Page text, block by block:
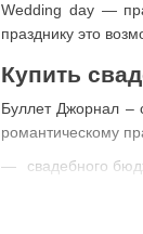
Wedding day —
празднику это
Купить
Буллет Джорнал –
романтическому
свадебного